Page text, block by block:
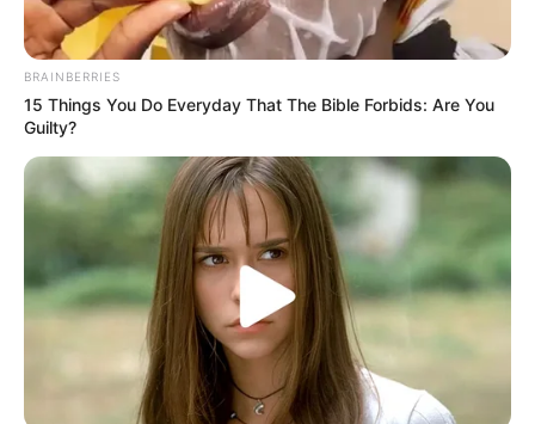
Love Untangled Murderer Report
Ginseng Boy 2 My Daughter is a Zombie
BRAINBERRIES
15 Things You Do Everyday That The Bible Forbids: Are You
Guilty?